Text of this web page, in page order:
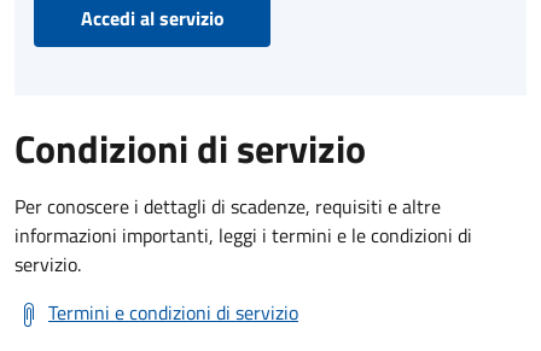
Accedi al servizio
Condizioni di servizio
Per conoscere i dettagli di scadenze, requisiti e altre
informazioni importanti, leggi i termini e le condizioni di
servizio.
Termini e condizioni di servizio